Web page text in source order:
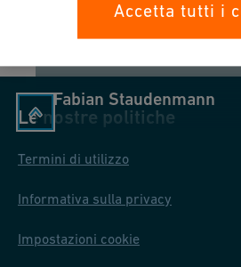
Fabian Staudenmann
Le nostre politiche
Termini di utilizzo
Informativa sulla privacy
Impostazioni cookie
Accetta tutti i